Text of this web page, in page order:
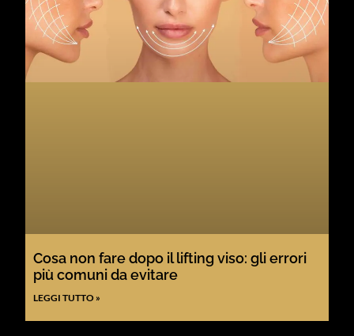
Cosa non fare dopo il lifting viso: gli errori
più comuni da evitare
LEGGI TUTTO »